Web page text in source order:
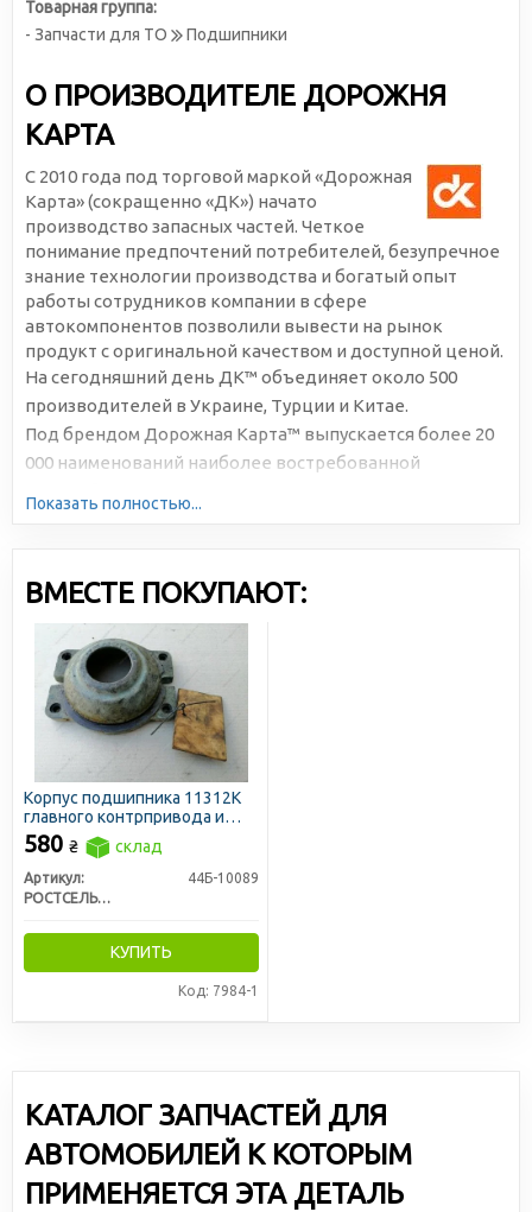
Товарная группа:
- Запчасти для ТО
Подшипники
О ПРОИЗВОДИТЕЛЕ ДОРОЖНЯ
КАРТА
С 2010 года под торговой маркой «Дорожная
Карта» (сокращенно «ДК») начато
производство запасных частей. Четкое
понимание предпочтений потребителей, безупречное
знание технологии производства и богатый опыт
работы сотрудников компании в сфере
автокомпонентов позволили вывести на рынок
продукт с оригинальной качеством и доступной ценой.
На сегодняшний день ДК™ объединяет около 500
производителей в Украине, Турции и Китае.
Под брендом Дорожная Карта™ выпускается более 20
000 наименований наиболее востребованной
Показать полностью...
ВМЕСТЕ ПОКУПАЮТ:
Корпус подшипника 11312К
главного контрпривода и
вала барабана НИВА (РСМ)
580 ₴ склад
Артикул:
44Б-10089
РОСТСЕЛЬМАШ
КУПИТЬ
Код: 7984-1
КАТАЛОГ ЗАПЧАСТЕЙ ДЛЯ
АВТОМОБИЛЕЙ К КОТОРЫМ
ПРИМЕНЯЕТСЯ ЭТА ДЕТАЛЬ